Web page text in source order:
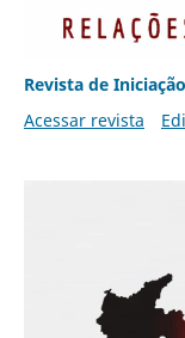
Revista de
Acessar revista